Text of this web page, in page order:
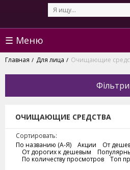
☰ Меню
Главная / Для лица / Очищающие
ОЧИЩАЮЩИЕ СРЕДСТВА
Сортировать:
По названию (А-Я)
Акции
От
От дорогих к дешевым
По количеству просмотров
Топ
Фільтри